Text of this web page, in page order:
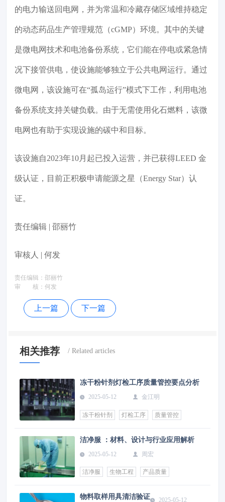
的电力输送回电网，并为常温和冷藏存储区域维持稳定
的动态药品生产管理规范（cGMP）环境。其中的关键
是微电网技术和电池备份系统，它们能在停电或紧急情
况下接管供电，使设施能够独立于公共电网运行。通过
微电网，该设施可在“孤岛运行”模式下工作，利用电池
备份系统支持关键负载。由于无需使用化石燃料，该微
电网也有助于实现设施的碳中和目标。
该设施自2023年10月起已投入运营，并已获得LEED 金
级认证，目前正积极申请能源之星（Energy Star）认
证。
责任编辑 | 邵丽竹
审核人 | 何发
责任编辑： 邵丽竹
审 核： 何发
上一篇 下一篇
相关推荐
冻干粉针剂灯检工序质量管控要点分析
2025-05-12 金江明
冻干粉针剂 灯检工序 质量管控
洁净服 ：材料、设计与行业应用解析
2025-05-12 周宏
洁净服 生物工程 产品质量
物料取样用具清洁验证 2025-05-12